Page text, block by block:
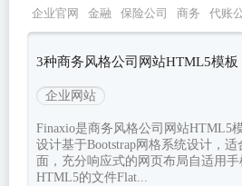
企业官网 金融 保险公司 商务 代账
3种商务风格公司网站HTML5模板
企业网站
Finaxio是商务风格公司网站HTML5
设计基于Bootstrap网格系统设计，
面，充分响应式的网页布局自适用
HTML5的文件Flat...